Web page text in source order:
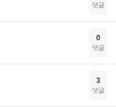
댓글
0
댓글
3
댓글